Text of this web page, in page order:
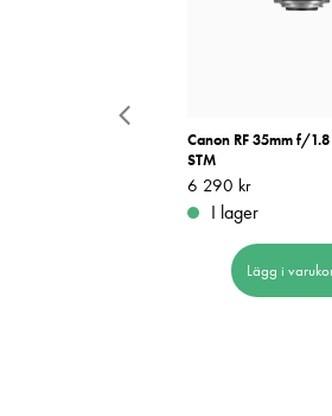
Canon RF 35mm f/
STM
Pris:6 290 kr
6 290 kr
I lager
Lägg i